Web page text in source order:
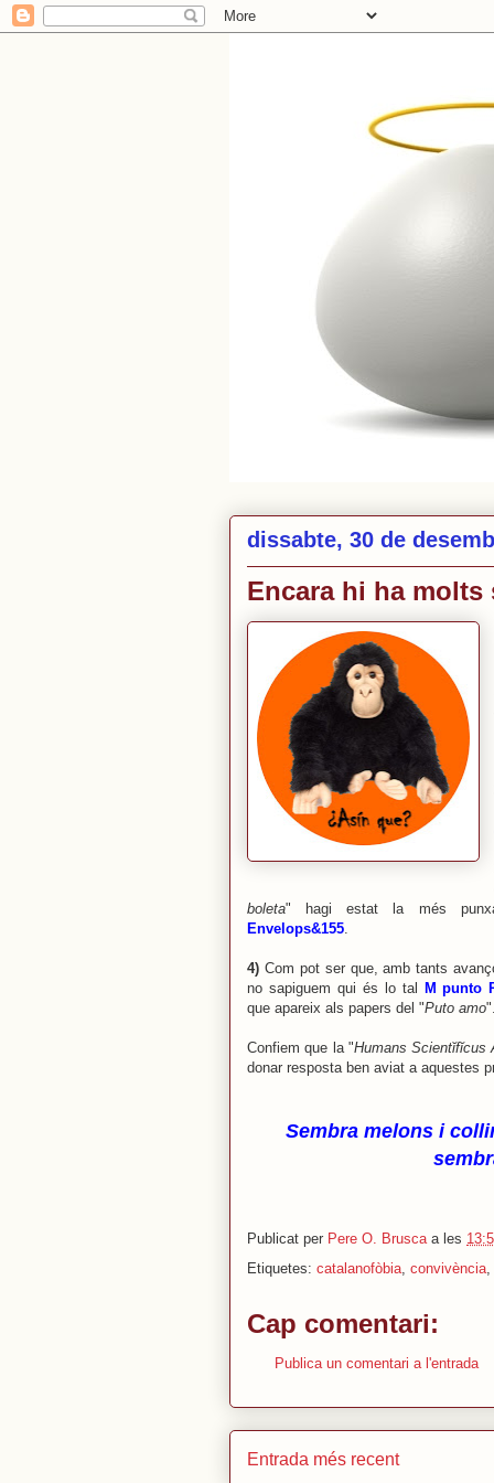
dissabte, 30 de
Encara hi ha molts
boleta" hagi estat la més
Envelops&155.
4) Com pot ser que, amb tants
no sapiguem qui és lo tal
M punto
que apareix als papers del "Puto amo".
Confiem que la "Humans Scientĭfĭcus
donar resposta ben aviat a aquestes
Sembra melons i
Publicat per Pere O. Brusca a les
Etiquetes: catalanofòbia, convivència,
Cap comentari:
Publica un comentari a l'entrada
Entrada més recent